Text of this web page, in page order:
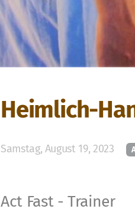
Heimlich-
Samstag, August 19, 2023
Act Fast - Trainer